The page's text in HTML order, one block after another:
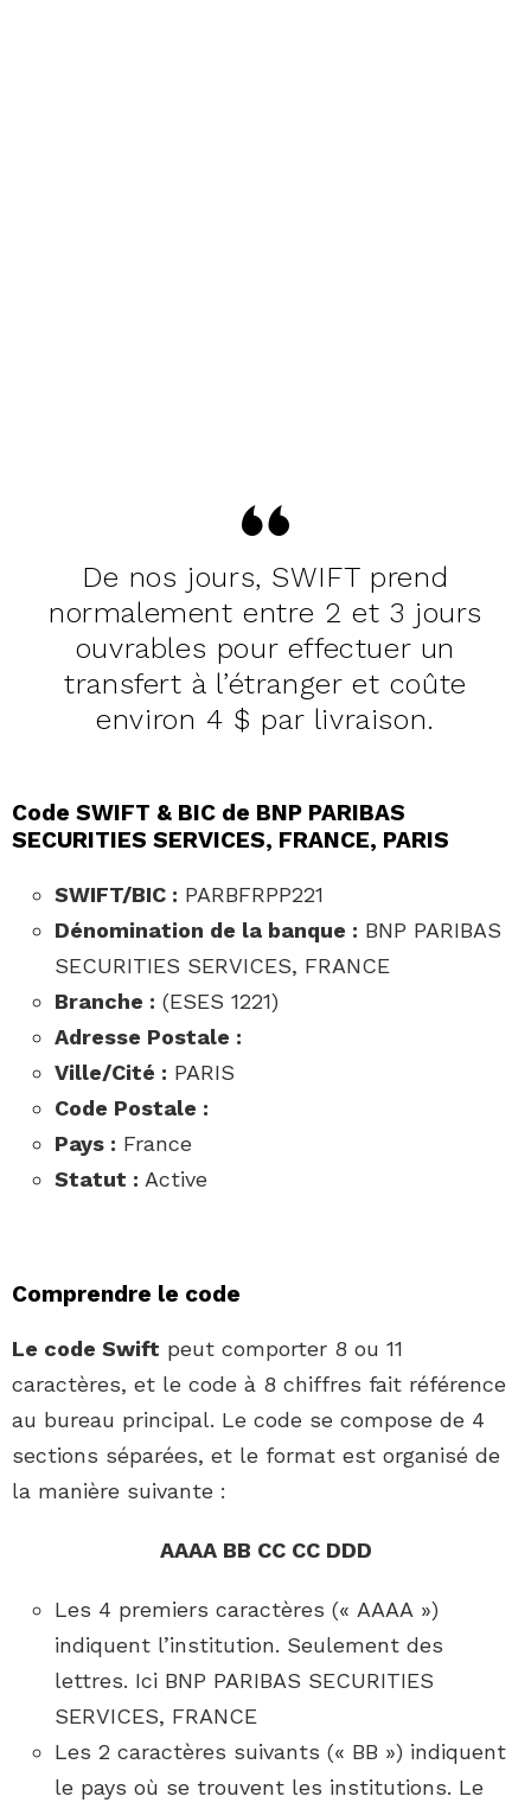
De nos jours, SWIFT prend
normalement entre 2 et 3 jours
ouvrables pour effectuer un
transfert à l’étranger et coûte
environ 4 $ par livraison.
Code SWIFT & BIC de BNP PARIBAS
SECURITIES SERVICES, FRANCE, PARIS
SWIFT/BIC : PARBFRPP221
Dénomination de la banque : BNP PARIBAS
SECURITIES SERVICES, FRANCE
Branche : (ESES 1221)
Adresse Postale :
Ville/Cité : PARIS
Code Postale :
Pays : France
Statut : Active
Comprendre le code
Le code Swift peut comporter 8 ou 11
caractères, et le code à 8 chiffres fait référence
au bureau principal. Le code se compose de 4
sections séparées, et le format est organisé de
la manière suivante :
AAAA BB CC CC DDD
Les 4 premiers caractères (« AAAA »)
indiquent l’institution. Seulement des
lettres. Ici BNP PARIBAS SECURITIES
SERVICES, FRANCE
Les 2 caractères suivants (« BB ») indiquent
le pays où se trouvent les institutions. Le